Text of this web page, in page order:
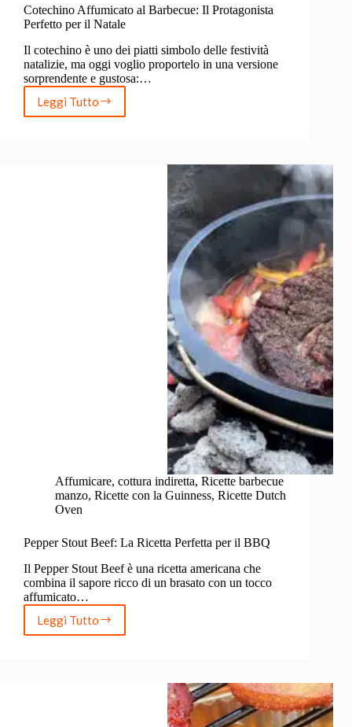
Cotechino Affumicato al Barbecue: Il Protagonista
Perfetto per il Natale
Il cotechino è uno dei piatti simbolo delle festività
natalizie, ma oggi voglio proportelo in una versione
sorprendente e gustosa:…
Leggi TuttoCotechino
Affumicato
Affumicare, cottura indiretta, Ricette barbecue
manzo, Ricette con la Guinness, Ricette Dutch
Oven
Pepper Stout Beef: La Ricetta Perfetta per il BBQ
Il Pepper Stout Beef è una ricetta americana che
combina il sapore ricco di un brasato con un tocco
affumicato…
Leggi Tutto
Pepper
Stout